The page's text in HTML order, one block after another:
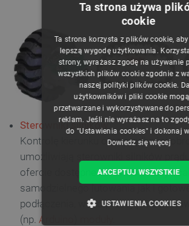
Sterowniki silników
Kontrolę kierunku oraz prędkości
umożliwiają sterowniki silników
ofercie dostępne zarównoukłady
samodzielnego lutowania jak i gotowe
podłączenia, współpracujące z
(np. Arduino
Ta strona używa
cookie
Ta strona korzysta z plików cookie,
lepszą wygodę użytkowania.
strony, wyrażasz zgodę na używanie
wszystkich plików cookie zgodnie z
naszej polityki plików cookie.
użytkowników i pliki cookie
przetwarzane i wykorzystywane do
reklam. Jeśli nie wyrażasz na to
do "Ustawienia cookies" i dokonaj
Dowiedz się więcej
AKCEPTUJ WSZYSTKIE
USTAWIENIA COOKIES